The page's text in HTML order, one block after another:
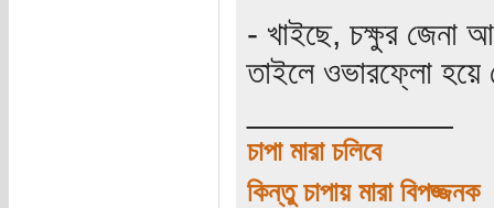
- খাইছে, চক্ষুর জেনা
তাইলে ওভারফ্লো হয়ে
চাপা মারা চলিবে
কিন্তু চাপায় মারা বিপজ্জনক